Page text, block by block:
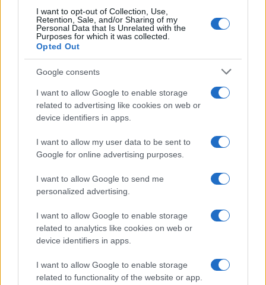
I want to opt-out of Collection, Use,
Retention, Sale, and/or Sharing of my
Personal Data that Is Unrelated with the
Purposes for which it was collected.
Opted Out
Google consents
I want to allow Google to enable storage
related to advertising like cookies on web or
device identifiers in apps.
I want to allow my user data to be sent to
Google for online advertising purposes.
I want to allow Google to send me
personalized advertising.
I want to allow Google to enable storage
related to analytics like cookies on web or
device identifiers in apps.
I want to allow Google to enable storage
related to functionality of the website or app.
Su WhatsApp al numero +39
345 356 7512
Ricevi le nostre ultime news
daGoogle News
F
a
ce
o
T
w
it
r
Pi
n
te
st
W
h
at
s
A
h
a
Articolo precedente